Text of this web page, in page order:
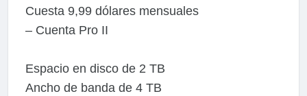
Cuesta 9,99 dólares mensuales
– Cuenta Pro II
Espacio en disco de 2 TB
Ancho de banda de 4 TB